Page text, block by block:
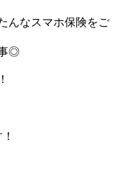
んなスマホ保険をご
◎